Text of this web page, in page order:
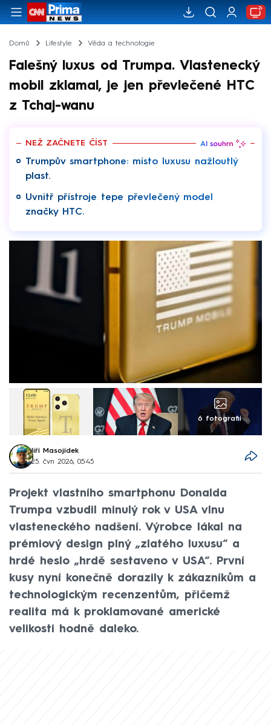
Domů Lifestyle Věda a technologie
Falešný luxus od Trumpa. Vlastenecký
mobil zklamal, je jen převlečené HTC
z Tchaj-wanu
NEŽ ZAČNETE ČÍST
Trumpův smartphone: místo luxusu nažloutlý
plast.
Uvnitř přístroje tepe převlečený model
značky HTC.
6 fotografií
Jiří Masojídek
25. čvn 2026, 05:45
Projekt vlastního smartphonu Donalda
Trumpa vzbudil minulý rok v USA vlnu
vlasteneckého nadšení. Výrobce lákal na
prémiový design plný „zlatého luxusu“ a
hrdé heslo „hrdě sestaveno v USA“. První
kusy nyní konečně dorazily k zákazníkům a
technologickým recenzentům, přičemž
realita má k proklamované americké
velikosti hodně daleko.